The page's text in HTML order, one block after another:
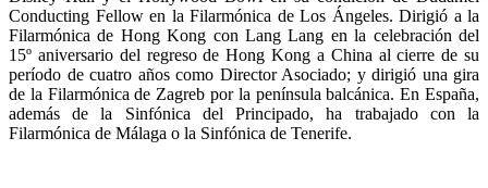
Conducting Fellow en la Filarmónica de Los Ángeles. Dirigió a la
Filarmónica de Hong Kong con Lang Lang en la celebración del
15º aniversario del regreso de Hong Kong a China al cierre de su
período de cuatro años como Director Asociado; y dirigió una gira
de la Filarmónica de Zagreb por la península balcánica. En España,
además de la Sinfónica del Principado, ha trabajado con la
Filarmónica de Málaga o la Sinfónica de Tenerife.